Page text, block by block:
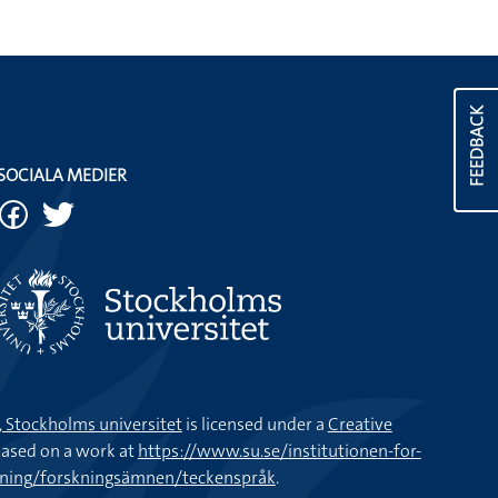
FEEDBACK
MEDIER
universitetis licensed under aCreative
on a work athttps://www.su.se/institutionen-for-
forskningsämnen/teckenspråk.